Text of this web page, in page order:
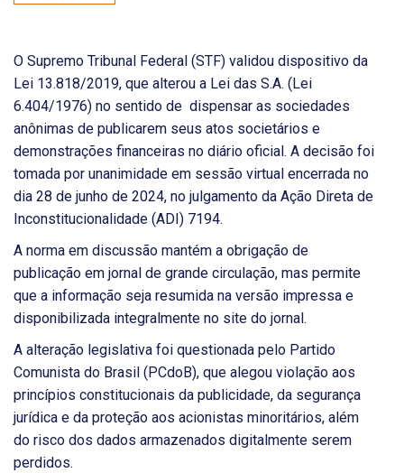
O Supremo Tribunal Federal (STF) validou dispositivo da
Lei 13.818/2019, que alterou a Lei das S.A. (Lei
6.404/1976) no sentido de dispensar as sociedades
anônimas de publicarem seus atos societários e
demonstrações financeiras no diário oficial. A decisão foi
tomada por unanimidade em sessão virtual encerrada no
dia 28 de junho de 2024, no julgamento da Ação Direta de
Inconstitucionalidade (ADI) 7194.
A norma em discussão mantém a obrigação de
publicação em jornal de grande circulação, mas permite
que a informação seja resumida na versão impressa e
disponibilizada integralmente no site do jornal.
A alteração legislativa foi questionada pelo Partido
Comunista do Brasil (PCdoB), que alegou violação aos
princípios constitucionais da publicidade, da segurança
jurídica e da proteção aos acionistas minoritários, além
do risco dos dados armazenados digitalmente serem
perdidos.